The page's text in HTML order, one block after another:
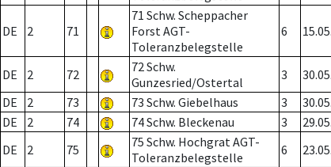
DE 2 71
71 Schw. Scheppacher
Forst AGT-
Toleranzbelegstelle
6 15.05.
DE 2 72
72 Schw.
Gunzesried/Ostertal
3 30.05.
DE
2 73 73 Schw. Giebelhaus 3 30.05.
DE
2 74 74 Schw. Bleckenau 3 29.05.
DE
2 75
75 Schw. Hochgrat AGT-
Toleranzbelegstelle
6 23.05.